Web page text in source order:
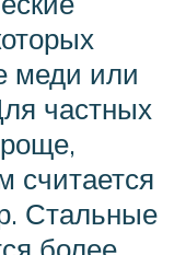
меди или
частных
считается
Стальные